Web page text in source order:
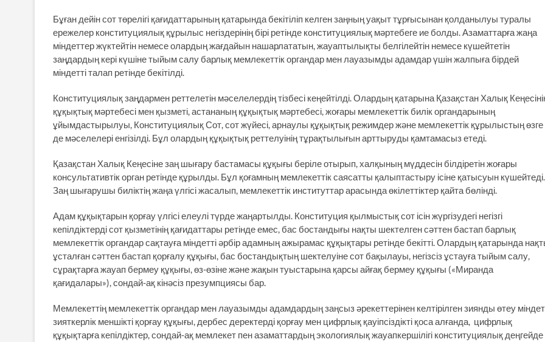
Бұған дейін сот төрелігі қағидаттарының қатарында бекітіліп келген заңның уақыт тұрғысынан қолданылуы туралы
ережелер конституциялық құрылыс негіздерінің бірі ретінде конституциялық мәртебеге ие болды. Азаматтарға жаңа
міндеттер жүктейтін немесе олардың жағдайын нашарлататын, жауаптылықты белгілейтін немесе күшейтетін
заңдардың кері күшіне тыйым салу барлық мемлекеттік органдар мен лауазымды адамдар үшін жалпыға бірдей
міндетті талап ретінде бекітілді.
Конституциялық заңдармен реттелетін мәселелердің тізбесі кеңейтілді. Олардың қатарына Қазақстан Халық
құқықтық мәртебесі мен қызметі, астананың құқықтық мәртебесі, жоғары мемлекеттік билік органдарының
ұйымдастырылуы, Конституциялық Сот, сот жүйесі, арнаулы құқықтық режимдер және мемлекеттік құрылыстың өзге
де мәселелері енгізілді. Бұл олардың құқықтық реттелуінің тұрақтылығын арттыруды қамтамасыз етеді.
Қазақстан Халық Кеңесіне заң шығару бастамасы құқығы беріле отырып, халқының мүддесін білдіретін жоғары
консультативтік орган ретінде құрылды. Бұл қоғамның мемлекеттік саясатты қалыптастыру ісіне қатысуын күшейтеді.
Заң шығарушы биліктің жаңа үлгісі жасалып, мемлекеттік институттар арасында өкілеттіктер қайта бөлінді.
Адам құқықтарын қорғау үлгісі елеулі түрде жаңартылды. Конституция қылмыстық сот ісін жүргізудегі негізгі
кепілдіктерді сот қызметінің қағидаттары ретінде емес, бас бостандығы нақты шектелген сәттен бастап барлық
мемлекеттік органдар сақтауға міндетті әрбір адамның ажырамас құқықтары ретінде бекітті. Олардың қатарында
ұсталған сәттен бастап қорғалу құқығы, бас бостандықтың шектелуіне сот бақылауы, негізсіз ұстауға тыйым салу,
сұрақтарға жауап бермеу құқығы, өз-өзіне және жақын туыстарына қарсы айғақ бермеу құқығы («Миранда
қағидалары»), сондай-ақ кінәсіз презумпциясы бар.
Мемлекеттің мемлекеттік органдар мен лауазымды адамдардың заңсыз әрекеттерінен келтірілген зиянды өтеу
зияткерлік меншікті қорғау құқығы, дербес деректерді қорғау мен цифрлық қауіпсіздікті қоса алғанда, цифрлық
құқықтарға кепілдіктер, сондай-ақ мемлекет пен азаматтардың экологиялық жауапкершілігі конституциялық деңгейде